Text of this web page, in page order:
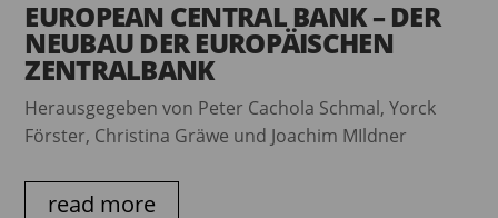
EUROPEAN CENTRAL BANK – DER
NEUBAU DER EUROPÄISCHEN
ZENTRALBANK
Herausgegeben von Peter Cachola Schmal, Yorck
Förster, Christina Gräwe und Joachim MIldner
read more